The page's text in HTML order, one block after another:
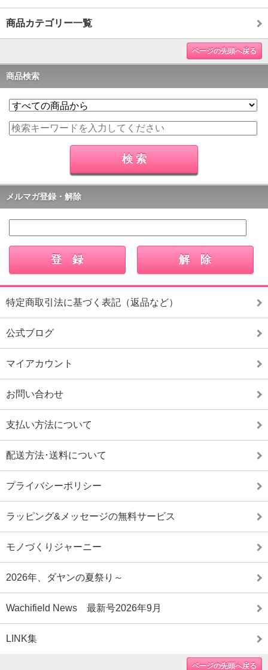
商品カテゴリー一覧
ページの先頭へ戻る
商品検索
メルマガ登録・解除
特定商取引法に基づく表記（返品など）
公式ブログ
マイアカウント
お問い合わせ
支払い方法について
配送方法･送料について
プライバシーポリシー
ラッピング&メッセージの無料サービス
モノづくりジャーニー
2026年、ダヤンの夏祭り～
Wachifield News 最新号2026年9月
LINK集
ページの先頭へ戻る